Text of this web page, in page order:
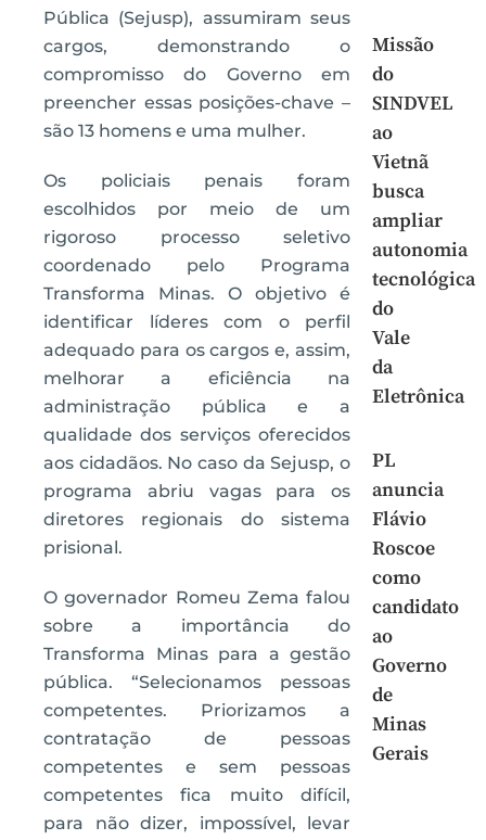
Pública (Sejusp), assumiram seus
cargos, demonstrando o
compromisso do Governo em
preencher essas posições-chave –
são 13 homens e uma mulher.
Os policiais penais foram
escolhidos por meio de um
rigoroso processo seletivo
coordenado pelo Programa
Transforma Minas. O objetivo é
identificar líderes com o perfil
adequado para os cargos e, assim,
melhorar a eficiência na
administração pública e a
qualidade dos serviços oferecidos
aos cidadãos. No caso da Sejusp, o
programa abriu vagas para os
diretores regionais do sistema
prisional.
O governador Romeu Zema falou
sobre a importância do
Transforma Minas para a gestão
pública. “Selecionamos pessoas
competentes. Priorizamos a
contratação de pessoas
competentes e sem pessoas
competentes fica muito difícil,
para não dizer, impossível, levar
Missão
do
SINDVEL
ao
Vietnã
busca
ampliar
autonomia
tecnológica
do
Vale
da
Eletrônica
PL
anuncia
Flávio
Roscoe
como
candidato
ao
Governo
de
Minas
Gerais